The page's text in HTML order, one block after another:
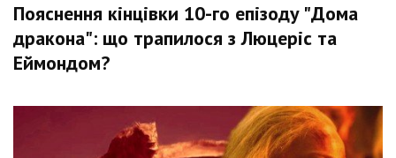
Пояснення кінцівки 10-го епізоду "Дома
дракона": що трапилося з Люцеріс та
Еймондом?